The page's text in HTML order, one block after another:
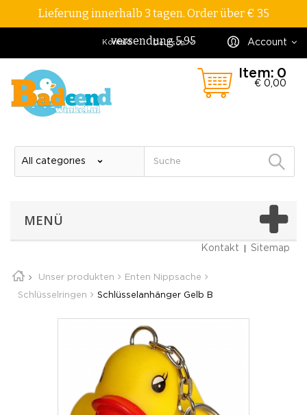
Lieferung innerhalb 3 tagen. Order über € 35
versendung 5,95 Account
Deutsch
Kontakt
Item: 0
€ 0,00
MENÜ
Kontakt Sitemap
Unser produkten Enten Nippsache
Schlüsselringen Schlüsselanhänger Gelb B